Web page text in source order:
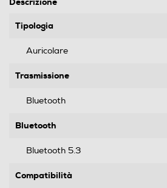
Tipologia
Auricolare
Trasmissione
Bluetooth
Bluetooth
Bluetooth 5.3
Compatibilità